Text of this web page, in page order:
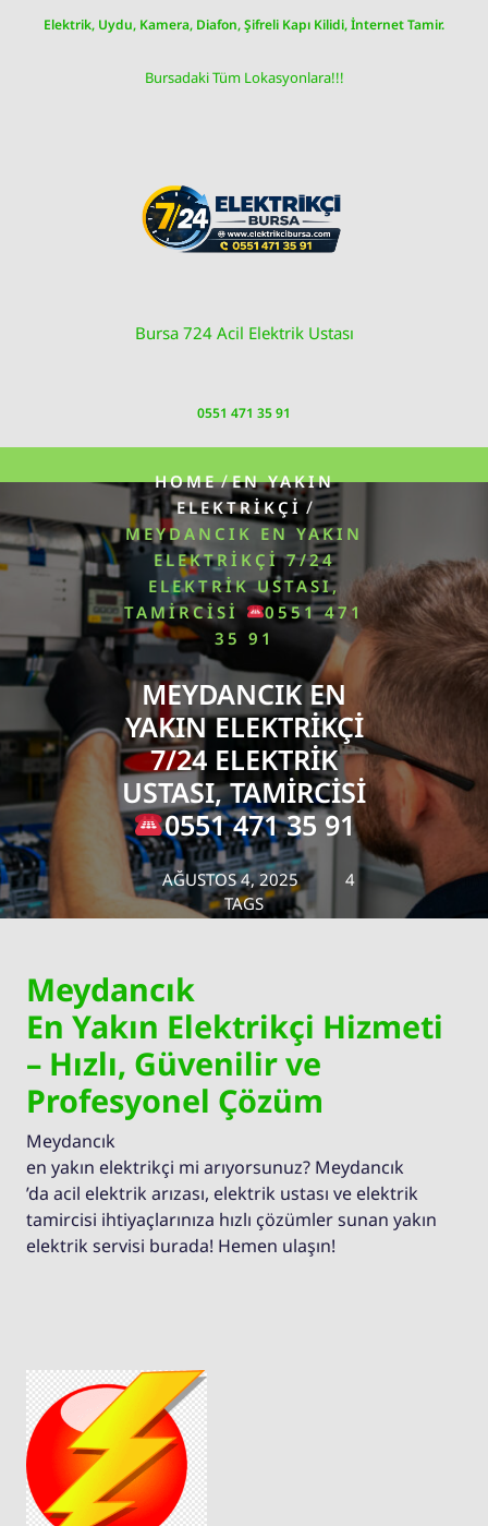
Elektrik, Uydu, Kamera, Diafon, Şifreli Kapı Kilidi, İnternet Tamir.
Bursadaki Tüm Lokasyonlara!!!
Bursa 724 Acil Elektrik Ustası
0551 471 35 91
HOME/EN YAKIN
ELEKTRIKÇI/
MEYDANCIK EN YAKIN
ELEKTRIKÇI 7/24
ELEKTRIK USTASI,
TAMIRCISI
0551 471
35 91
MEYDANCIK EN
YAKIN ELEKTRIKÇI
7/24 ELEKTRIK
USTASI, TAMIRCISI
0551 471 35 91
AĞUSTOS 4, 2025
4
TAGS
Meydancık
En Yakın Elektrikçi Hizmeti
– Hızlı, Güvenilir ve
Profesyonel Çözüm
Meydancık
en yakın elektrikçi mi arıyorsunuz? Meydancık
’da acil elektrik arızası, elektrik ustası ve elektrik
tamircisi ihtiyaçlarınıza hızlı çözümler sunan yakın
elektrik servisi burada! Hemen ulaşın!